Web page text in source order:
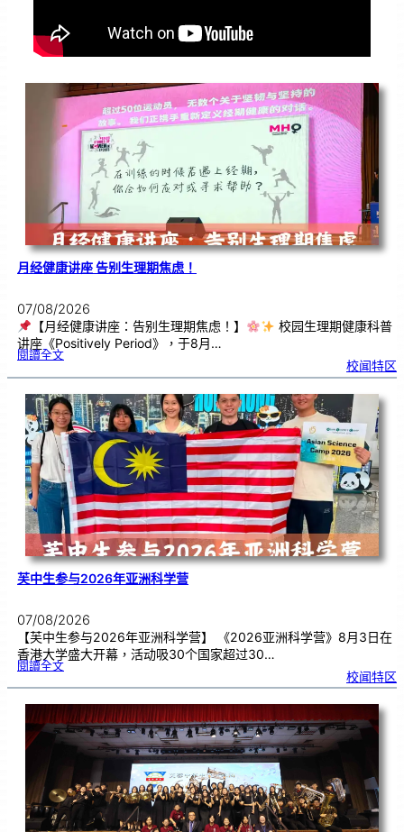
月经健康讲座 告别生理期焦虑！
07/08/2026
【月经健康讲座：告别生理期焦虑！】
校园生理期健康科普
讲座《Positively Period》，于8月…
閱讀全文:月
康
座
告
别
生
理
期
焦
虑
！
校闻特区
芙中生参与2026年亚洲科学营
07/08/2026
【芙中生参与2026年亚洲科学营】 《2026亚洲科学营》8月3日在
香港大学盛大开幕，活动吸30个国家超过30…
閱讀全文:芙
参
2
0
2
6
年
亚
洲
科
校闻特区